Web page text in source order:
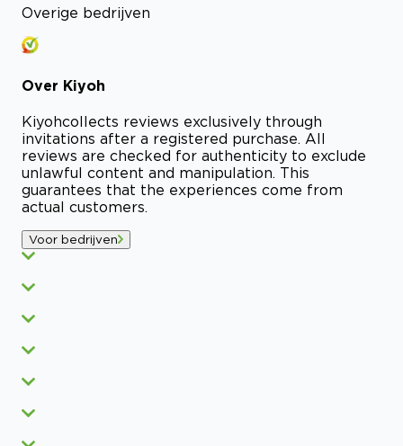
Overige bedrijven
Over Kiyoh
Kiyohcollects reviews exclusively through
invitations after a registered purchase. All
reviews are checked for authenticity to exclude
unlawful content and manipulation. This
guarantees that the experiences come from
actual customers.
Voor bedrijven